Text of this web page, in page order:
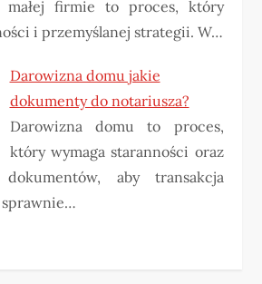
małej firmie to proces, który
i przemyślanej strategii. W…
Darowizna domu jakie
dokumenty do notariusza?
Darowizna domu to proces,
który wymaga staranności oraz
aby transakcja
sprawnie…